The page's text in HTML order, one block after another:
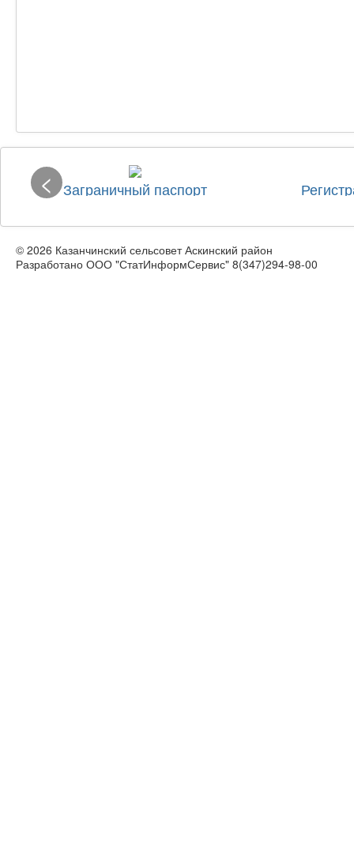
Заграничный паспорт
<
© 2026 Казанчинский сельсовет Аскинский район
Разработано ООО "СтатИнформСервис" 8(347)294-98-00